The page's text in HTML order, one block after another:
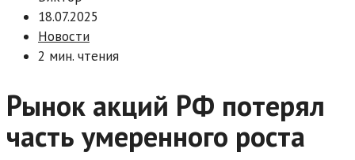
18.07.2025
Новости
2 мин. чтения
Рынок акций РФ потерял
часть умеренного роста